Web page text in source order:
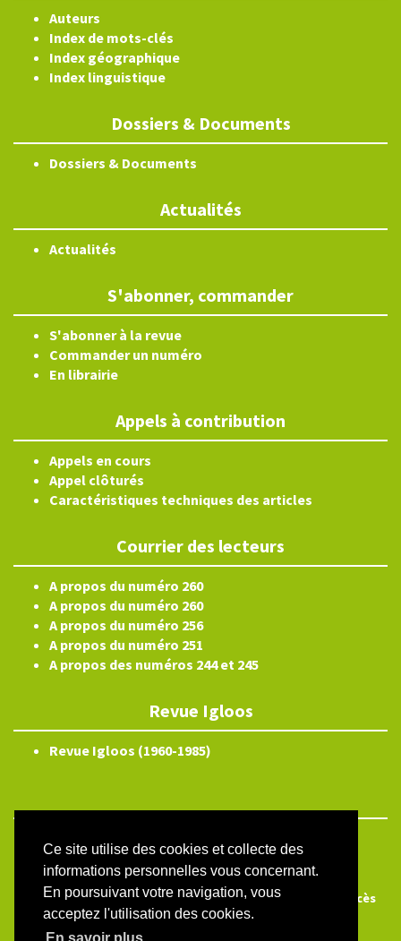
Ce site utilise des cookies et collecte des
informations personnelles vous concernant.
En poursuivant votre navigation, vous
acceptez l'utilisation des cookies.
Auteurs
Index de mots-clés
Index géographique
Index linguistique
Dossiers & Documents
Dossiers & Documents
Actualités
Actualités
S'abonner, commander
S'abonner à la revue
Commander un numéro
En librairie
Appels à contribution
Appels en cours
Appel clôturés
Caractéristiques techniques des articles
Courrier des lecteurs
A propos du numéro 260
A propos du numéro 260
A propos du numéro 256
A propos du numéro 251
A propos des numéros 244 et 245
Revue Igloos
Revue Igloos (1960-1985)
ISSN électronique 2804-3359
Plan du site
Créé et hébergé par Chapitre 9—Édité avec Lodel
Accès
réservé